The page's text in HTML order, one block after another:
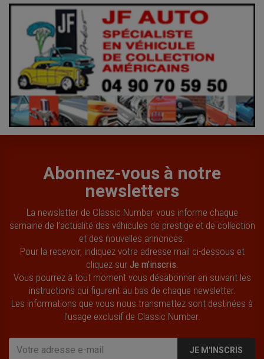
Abonnez-vous à notre
newsletters
La newsletter de Classic Number vous informe chaque
semaine de l’actualité des véhicules de prestige et de collection
et des nouvelles annonces.
Pour la recevoir, indiquez votre adresse mail ci-dessous et
cliquez sur Je m'inscris
Vous pourrez à tout moment vous désabonner en suivant les
instructions qui figurent au bas de chaque newsletter.
Les informations que vous nous transmettez sont destinées à
l’usage exclusif de Classic Number.
JE M'INSCRIS